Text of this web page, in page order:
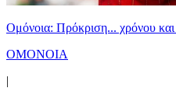
Ομόνοια: Πρόκριση... χρόνου
ΟΜΟΝΟΙΑ
|